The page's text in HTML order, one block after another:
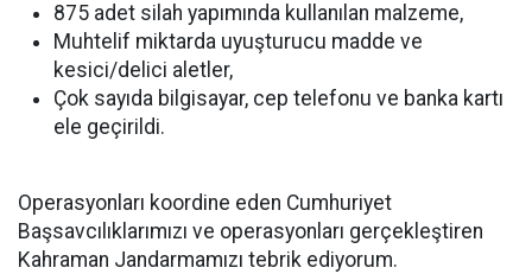
875 adet silah yapımında kullanılan malzeme,
Muhtelif miktarda uyuşturucu madde ve
kesici/delici aletler,
Çok sayıda bilgisayar, cep telefonu ve banka kartı
ele geçirildi.
Operasyonları koordine eden Cumhuriyet
Başsavcılıklarımızı ve operasyonları gerçekleştiren
Kahraman Jandarmamızı tebrik ediyorum.